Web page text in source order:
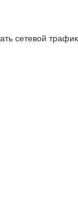
сетевой